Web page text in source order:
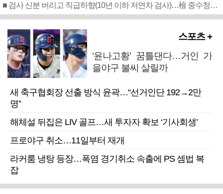
■ 검사 신분 버리고 직급하향(10년 이하 저연차 검사)…檢 중수청행 기피
스포츠 +
‘윤나고황’ 꿈틀댄다…거인 가
을야구 불씨 살릴까
새 축구협회장 선출 방식 윤곽…“선거인단 192→2만
명”
해체설 뒤집은 LIV 골프…새 투자자 확보 ‘기사회생’
프로야구 취소…11일부터 재개
라커룸 냉탕 등장…폭염 경기취소 속출에 PS 셈법 복
잡